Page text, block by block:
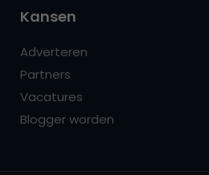
Kansen
Adverteren
Partners
Vacatures
Blogger worden